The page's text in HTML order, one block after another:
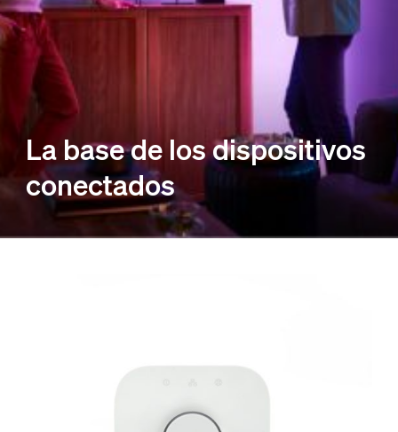
La base de los dispositivos
conectados